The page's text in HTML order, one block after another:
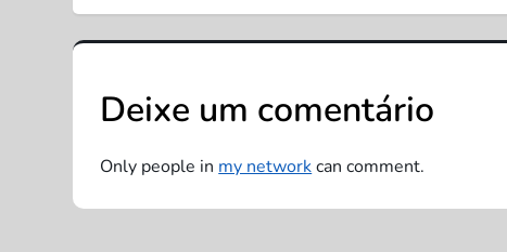
v
g
a
ç
Deixe um comentário
Only people inmy networkcan comment.